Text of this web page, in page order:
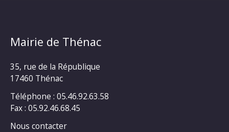
Mairie de Thénac
35, rue de la République
17460 Thénac
Téléphone : 05.46.92.63.58
Fax : 05.92.46.68.45
Nous contacter